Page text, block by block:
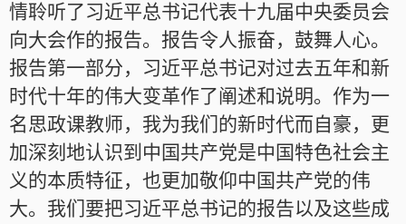
情聆听了习近平总书记代表十九届中央委员会
向大会作的报告。报告令人振奋，鼓舞人心。
报告第一部分，习近平总书记对过去五年和新
时代十年的伟大变革作了阐述和说明。作为一
名思政课教师，我为我们的新时代而自豪，更
加深刻地认识到中国共产党是中国特色社会主
义的本质特征，也更加敬仰中国共产党的伟
大。我们要把习近平总书记的报告以及这些成